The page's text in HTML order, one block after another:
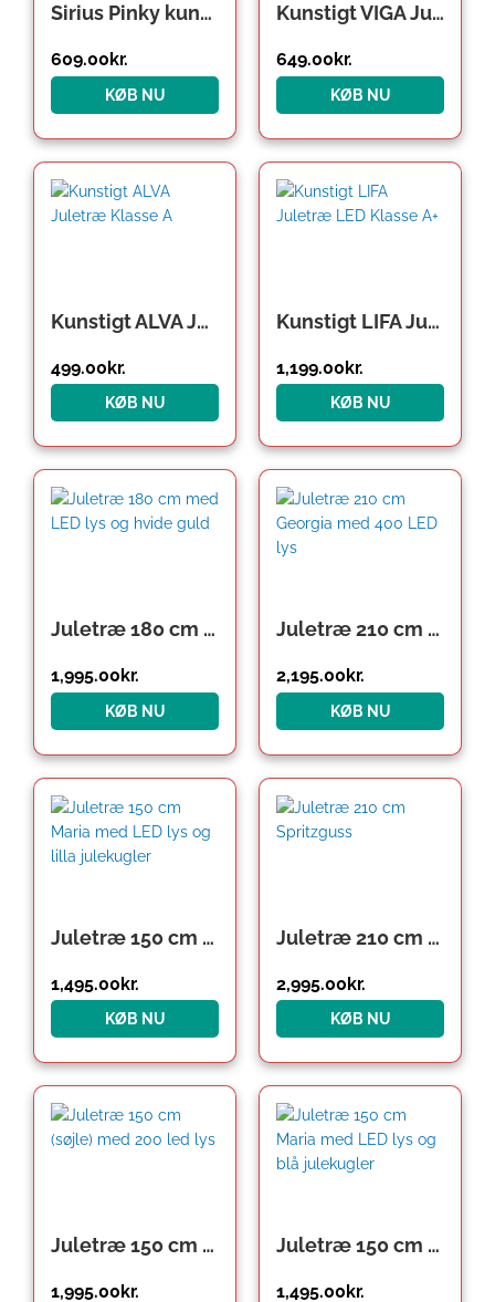
Sirius Pinky kunstigt juletræ med lys, 150 cm
609.00kr.
KØB NU
Kunstigt VIGA Juletræ LED Klasse A
649.00kr.
KØB NU
Kunstigt ALVA Juletræ Klasse A
499.00kr.
KØB NU
Kunstigt LIFA Juletræ LED Klasse A+
1,199.00kr.
KØB NU
Juletræ 180 cm med LED lys og hvide guld
1,995.00kr.
KØB NU
Juletræ 210 cm Georgia med 400 LED lys
2,195.00kr.
KØB NU
Juletræ 150 cm Maria med LED lys og lilla julekugler
1,495.00kr.
KØB NU
Juletræ 210 cm Spritzguss
2,995.00kr.
KØB NU
Juletræ 150 cm (søjle) med 200 led lys
1,995.00kr.
Juletræ 150 cm Maria med LED lys og blå julekugler
1,495.00kr.